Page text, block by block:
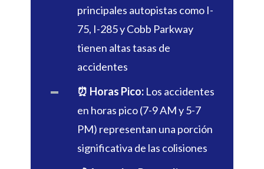
principales autopistas como I-
75, I-285 y Cobb Parkway
tienen altas tasas de
accidentes
⏰ Horas Pico: Los accidentes
en horas pico (7-9 AM y 5-7
PM) representan una porción
significativa de las colisiones